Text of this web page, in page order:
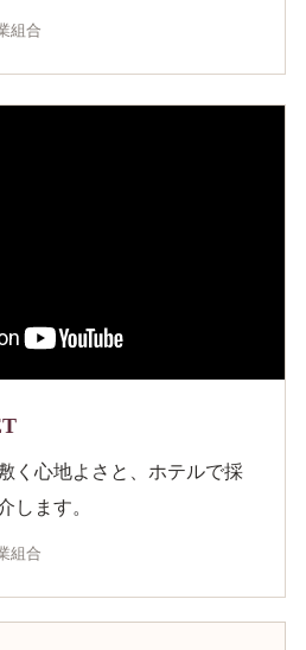
組合
く心地よさと、ホテルで採
します。
組合